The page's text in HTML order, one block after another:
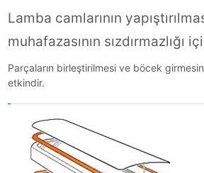
Lamba camlarının
muhafazasının sızdırmazlığı
Parçaların birleştirilmesi ve böcek
etkindir.